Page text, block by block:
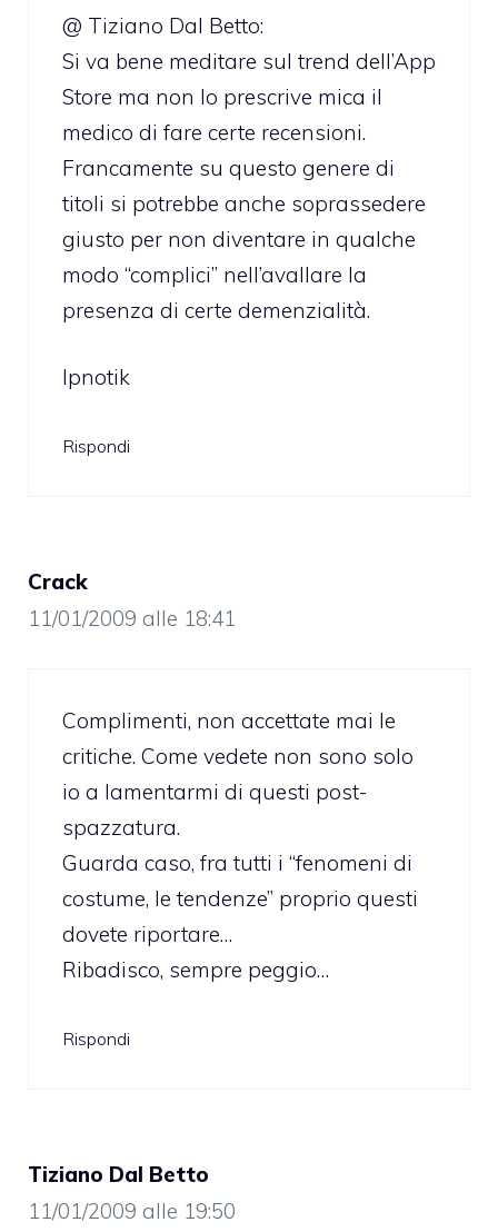
@ Tiziano Dal Betto:
Si va bene meditare sul trend dell’App
Store ma non lo prescrive mica il
medico di fare certe recensioni.
Francamente su questo genere di
titoli si potrebbe anche soprassedere
giusto per non diventare in qualche
modo “complici” nell’avallare la
presenza di certe demenzialità.
Ipnotik
Rispondi
Crack
11/01/2009 alle 18:41
Complimenti, non accettate mai le
critiche. Come vedete non sono solo
io a lamentarmi di questi post-
spazzatura.
Guarda caso, fra tutti i “fenomeni di
costume, le tendenze” proprio questi
dovete riportare…
Ribadisco, sempre peggio…
Rispondi
Tiziano Dal Betto
11/01/2009 alle 19:50